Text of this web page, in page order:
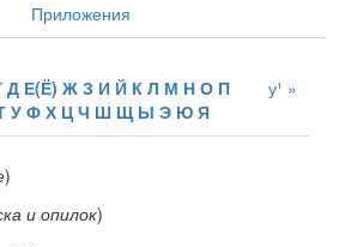
Приложения
Д Е(Ё) Ж З И Й К Л М Н О П
У Ф Х Ц Ч Ш Щ Ы Э Ю Я
у¹
)
и опилок)